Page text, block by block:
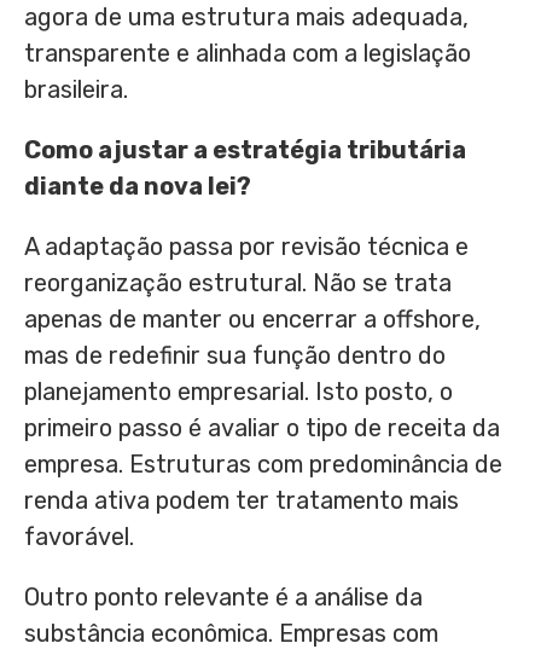
agora de uma estrutura mais adequada,
transparente e alinhada com a legislação
brasileira.
Como ajustar a estratégia tributária
diante da nova lei?
A adaptação passa por revisão técnica e
reorganização estrutural. Não se trata
apenas de manter ou encerrar a offshore,
mas de redefinir sua função dentro do
planejamento empresarial. Isto posto, o
primeiro passo é avaliar o tipo de receita da
empresa. Estruturas com predominância de
renda ativa podem ter tratamento mais
favorável.
Outro ponto relevante é a análise da
substância econômica. Empresas com